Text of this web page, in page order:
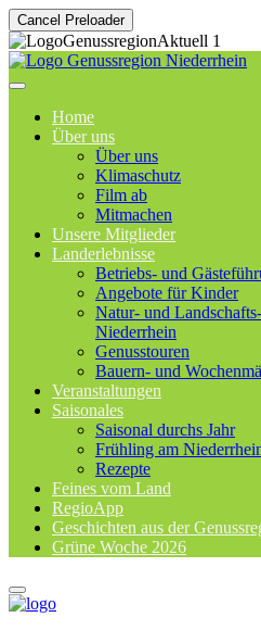
Cancel Preloader
Home
Über uns
Über uns
Klimaschutz
Film ab
Mitmachen
Unsere Mitglieder
Landerlebnisse
Betriebs- und
Angebote für Kinder
Natur- und
Niederrhein
Genusstouren
Bauern- und
Veranstaltungen
Saisonales
Saisonal durchs Jahr
Frühling am
Rezepte
Feines vom Land
RegioApp
Geschichten aus der
Grüne Woche 2026